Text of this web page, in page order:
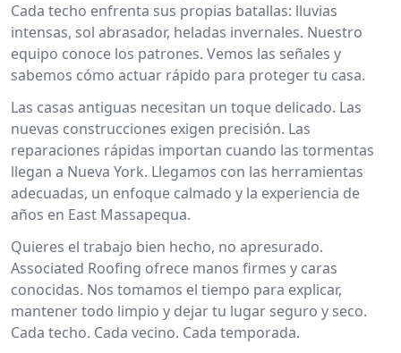
Cada techo enfrenta sus propias batallas: lluvias
intensas, sol abrasador, heladas invernales. Nuestro
equipo conoce los patrones. Vemos las señales y
sabemos cómo actuar rápido para proteger tu casa.
Las casas antiguas necesitan un toque delicado. Las
nuevas construcciones exigen precisión. Las
reparaciones rápidas importan cuando las tormentas
llegan a Nueva York. Llegamos con las herramientas
adecuadas, un enfoque calmado y la experiencia de
años en East Massapequa.
Quieres el trabajo bien hecho, no apresurado.
Associated Roofing ofrece manos firmes y caras
conocidas. Nos tomamos el tiempo para explicar,
mantener todo limpio y dejar tu lugar seguro y seco.
Cada techo. Cada vecino. Cada temporada.